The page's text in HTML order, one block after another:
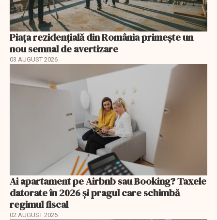
Piața rezidențială din România primește un
nou semnal de avertizare
03 AUGUST 2026
Ai apartament pe Airbnb sau Booking? Taxele
datorate în 2026 și pragul care schimbă
regimul fiscal
02 AUGUST 2026